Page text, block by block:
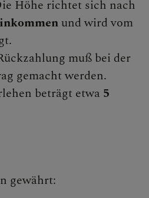
Höhe richtet sich nach
und wird vom
muß bei der
gemacht werden.
beträgt etwa 5
gewährt: